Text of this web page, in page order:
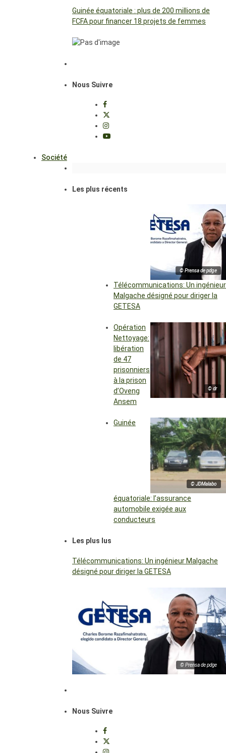
Guinée équatoriale : plus de 200 millions de
FCFA pour financer 18 projets de femmes
Nous Suivre
Société
Les plus récents
© Prensa de pdge
Télécommunications: Un ingénieur
Malgache désigné pour diriger la
GETESA
© dr
Opération
Nettoyage:
libération
de 47
prisonniers
à la prison
d’Oveng
Ansem
© JDMalabo
Guinée
équatoriale: l’assurance
automobile exigée aux
conducteurs
Les plus lus
Télécommunications: Un ingénieur Malgache
désigné pour diriger la GETESA
© Prensa de pdge
Nous Suivre